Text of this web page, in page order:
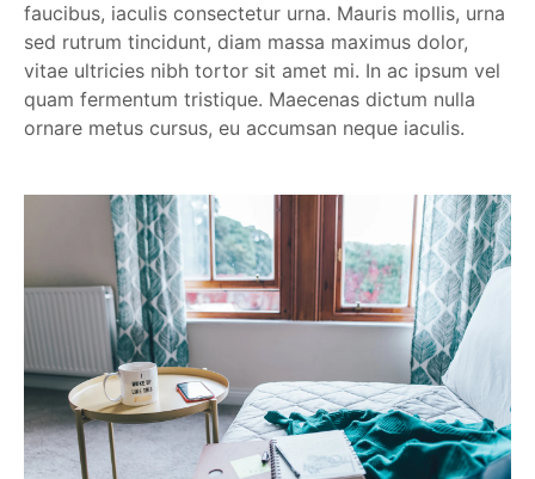
faucibus, iaculis consectetur urna. Mauris mollis, urna
sed rutrum tincidunt, diam massa maximus dolor,
vitae ultricies nibh tortor sit amet mi. In ac ipsum vel
quam fermentum tristique. Maecenas dictum nulla
ornare metus cursus, eu accumsan neque iaculis.